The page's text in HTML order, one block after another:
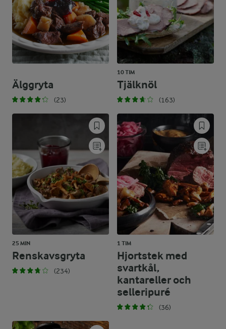
Älggryta
(23)
10 TIM
Tjälknöl
(163)
25 MIN
Renskavsgryta
(234)
1 TIM
Hjortstek med
svartkål,
kantareller och
selleripuré
(36)